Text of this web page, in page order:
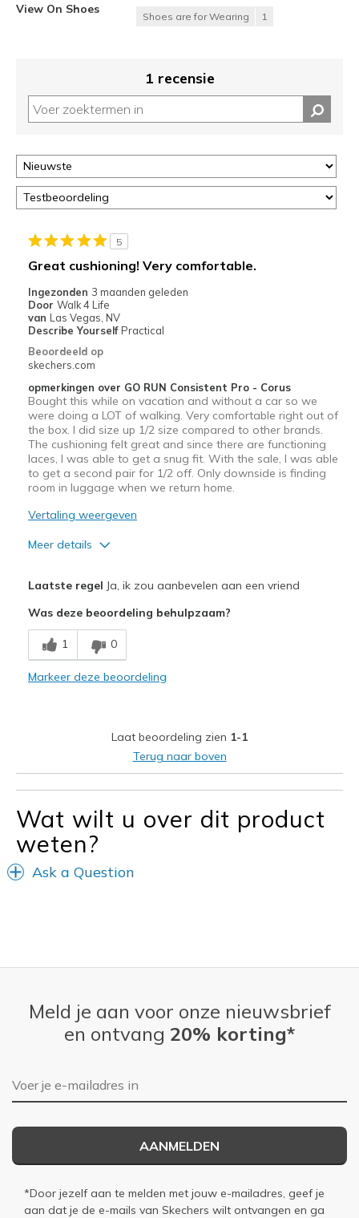
View On Shoes
Shoes are for Wearing 1
1 recensie
5
Great cushioning! Very comfortable.
Ingezonden 3 maanden geleden
Door Walk 4 Life
van Las Vegas, NV
Describe Yourself Practical
Beoordeeld op
skechers.com
opmerkingen over GO RUN Consistent Pro - Corus
Bought this while on vacation and without a car so we
were doing a LOT of walking. Very comfortable right out of
the box. I did size up 1/2 size compared to other brands.
The cushioning felt great and since there are functioning
laces, I was able to get a snug fit. With the sale, I was able
to get a second pair for 1/2 off. Only downside is finding
room in luggage when we return home.
Vertaling weergeven
Meer details
Comfortable
Beste toepassingen
Casual Wear
Feels true to width
Sizing
Feels half size too small
View On Shoes
Shoes are for Wearing
Laatste regel Ja, ik zou aanbevelen aan een vriend
Was deze beoordeling behulpzaam?
1 0
Markeer deze beoordeling
Laat beoordeling zien 1-1
Terug naar boven
Wat wilt u over dit product
weten?
Ask a Question
Meld je aan voor onze nieuwsbrief
en ontvang 20% korting*
E-mailadres
AANMELDEN
*Door jezelf aan te melden met jouw e-mailadres, geef je
aan dat je de e-mails van Skechers wilt ontvangen en ga